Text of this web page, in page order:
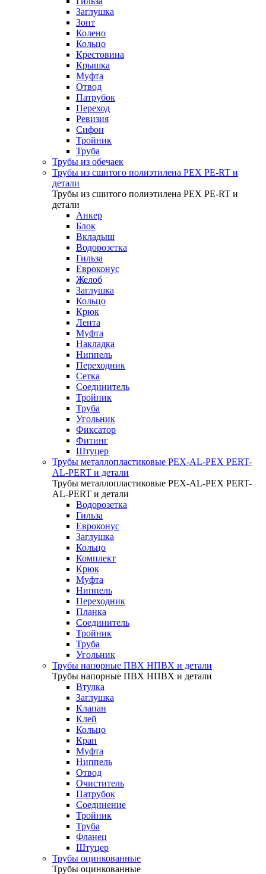
Заглушка
Зонт
Колено
Кольцо
Крестовина
Крышка
Муфта
Отвод
Патрубок
Переход
Ревизия
Сифон
Тройник
Труба
Трубы из обечаек
Трубы из сшитого полиэтилена PEX PE-RT и
детали
Трубы из сшитого полиэтилена PEX PE-RT и
детали
Анкер
Блок
Вкладыш
Водорозетка
Гильза
Евроконус
Желоб
Заглушка
Кольцо
Крюк
Лента
Муфта
Накладка
Ниппель
Переходник
Сетка
Соединитель
Тройник
Труба
Угольник
Фиксатор
Фитинг
Штуцер
Трубы металлопластиковые PEX-AL-PEX PERT-
AL-PERT и детали
Трубы металлопластиковые PEX-AL-PEX PERT-
AL-PERT и детали
Водорозетка
Гильза
Евроконус
Заглушка
Кольцо
Комплект
Крюк
Муфта
Ниппель
Переходник
Планка
Соединитель
Тройник
Труба
Угольник
Трубы напорные ПВХ НПВХ и детали
Трубы напорные ПВХ НПВХ и детали
Втулка
Заглушка
Клапан
Клей
Кольцо
Кран
Муфта
Ниппель
Отвод
Очиститель
Патрубок
Соединение
Тройник
Труба
Фланец
Штуцер
Трубы оцинкованные
Трубы оцинкованные